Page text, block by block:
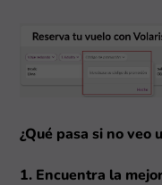
¿Qué pasa si no veo
1. Encuentra la